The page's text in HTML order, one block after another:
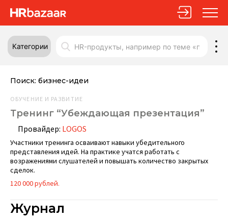
Категории
Поиск: бизнес-идеи
ОБУЧЕНИЕ И РАЗВИТИЕ
Тренинг “Убеждающая презентация”
Провайдер: LOGOS
Участники тренинга осваивают навыки убедительного
представления идей. На практике учатся работать с
возражениями слушателей и повышать количество закрытых
сделок.
120 000 рублей.
Журнал